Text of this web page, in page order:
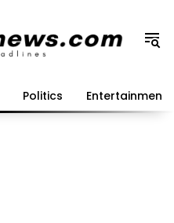
Politics Entertainment